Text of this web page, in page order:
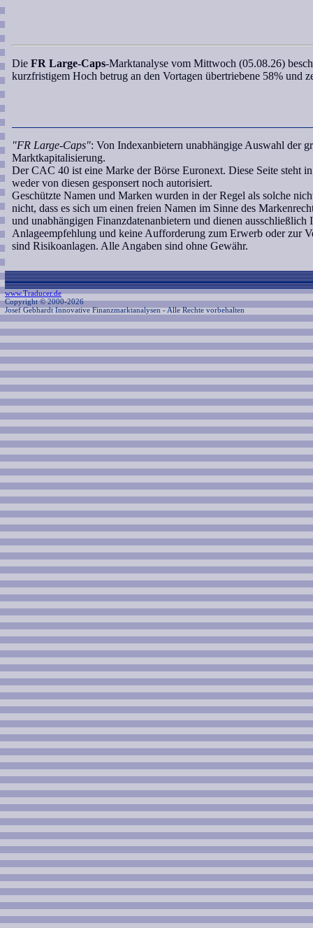
Die FR Large-Caps-Marktanalyse vom Mittwoch (05.08.26)
kurzfristigem Hoch betrug an den Vortagen übertriebene 58% und
"FR Large-Caps": Von Indexanbietern unabhängige Auswahl der
Marktkapitalisierung.
Der CAC 40 ist eine Marke der Börse Euronext. Diese Seite
weder von diesen gesponsert noch autorisiert.
Geschützte Namen und Marken wurden in der Regel als solche
nicht, dass es sich um einen freien Namen im Sinne des
und unabhängigen Finanzdatenanbietern und dienen
Anlageempfehlung und keine Aufforderung zum Erwerb oder zur
sind Risikoanlagen. Alle Angaben sind ohne Gewähr.
www.Traducer.de
Copyright © 2000-2026
Josef Gebhardt Innovative Finanzmarktanalysen - Alle Rechte vorbehalten